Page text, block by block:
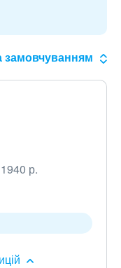
замовчуванням
р.